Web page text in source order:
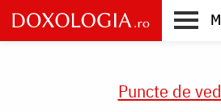
Skip
to
main
Puncte de